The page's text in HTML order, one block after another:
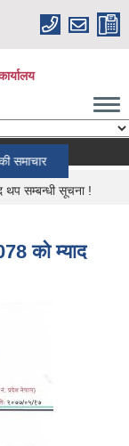
सम्बन्धी सूचना !
को म्याद